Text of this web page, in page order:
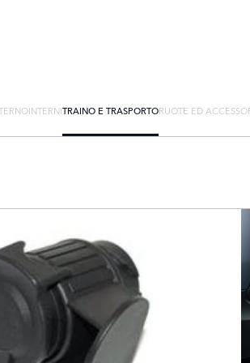
INTERNITRAINO E TRASPORTORUOTE ED